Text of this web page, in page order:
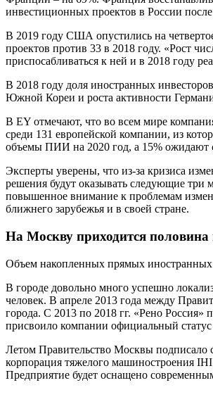
инвестиционных проектов в России
В 2019 году США опустились на
проектов против 33 в 2018 году. «Рост
приспосабливаться к ней и в 2018 году
В 2018 году доля иностранных
Южной Кореи и роста активности
В EY отмечают, что во всем мире
среди 131 европейской компании, из
объемы ПИИ на 2020 год, а 15% ожидают
Эксперты уверены, что из-за кризиса
решения будут оказывать следующие три
повышенное внимание к проблемам
ближнего зарубежья и в своей стране.
На Москву приходится
Объем накопленных прямых
В городе довольно много успешно
человек. В апреле 2013 года между
города. С 2013 по 2018 гг. «Рено Россия»
присвоило компании официальный
Летом Правительство Москвы подписало
корпорация тяжелого машиностроения
Предприятие будет оснащено